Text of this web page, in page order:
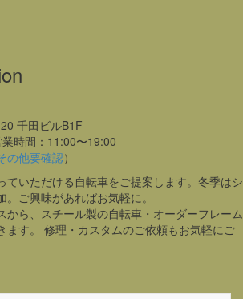
千田ビルB1F
時間：11:00〜19:00
の他要確認）
ていただける自転車をご提案します。冬季はシ
ご興味があればお気軽に。
から、スチール製の自転車・オーダーフレーム
ます。 修理・カスタムのご依頼もお気軽にご